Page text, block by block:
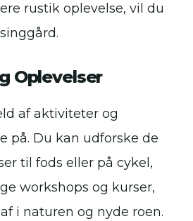
rustik oplevelse, vil du
Oplevelser
af aktiviteter og
på. Du kan udforske de
til fods eller på cykel,
workshops og kurser,
i naturen og nyde roen.